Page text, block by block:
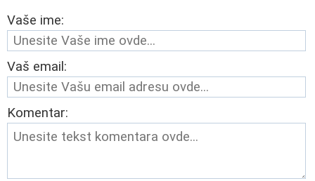
Vaše ime:
Vaš email:
Komentar: